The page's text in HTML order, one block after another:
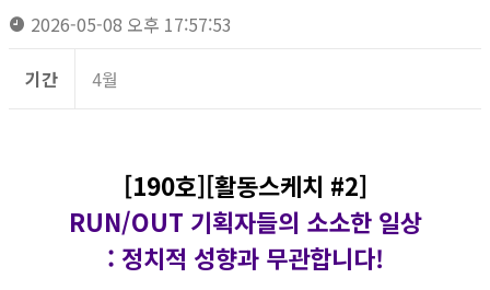
2026-05-08 오후 17:57:53
기간 4월
[190호][활동스케치 #2]
RUN/OUT 기획자들의 소소한 일상
: 정치적 성향과 무관합니다!